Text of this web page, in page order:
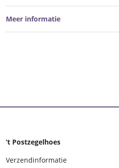
Meer informatie
‘t Postzegelhoes
Verzendinformatie